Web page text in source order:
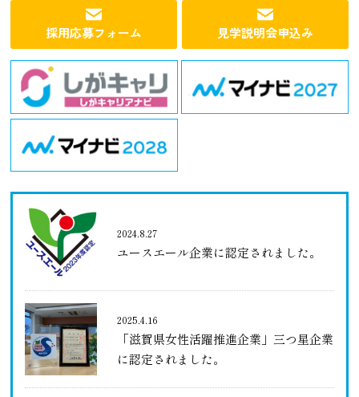
採用応募フォーム 見学説明会申込み
2024.8.27
ユースエール企業に認定されました。
2025.4.16
「滋賀県女性活躍推進企業」三つ星企業
に認定されました。